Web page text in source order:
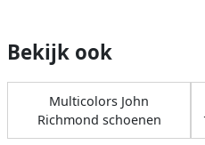
Bekijk ook
Multicolors John
Richmond schoenen